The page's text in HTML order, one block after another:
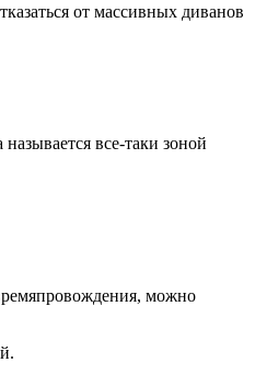
от массивных диванов
все-таки зоной
можно